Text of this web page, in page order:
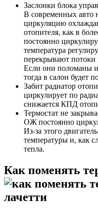
Заслонки блока
В современных авто
циркуляцию
отопителя, как в
постоянно
температура
перекрывают потоки
Если они поломаны
тогда в салон будет
Забит радиатор
циркулирует по
снижается КПД
Термостат не
ОЖ постоянно
Из-за этого
температуры и, как
тепла.
Как поменять